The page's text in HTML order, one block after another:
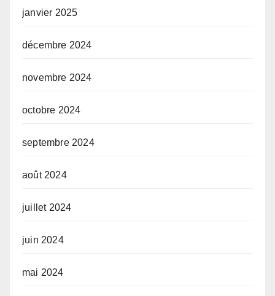
janvier 2025
décembre 2024
novembre 2024
octobre 2024
septembre 2024
août 2024
juillet 2024
juin 2024
mai 2024